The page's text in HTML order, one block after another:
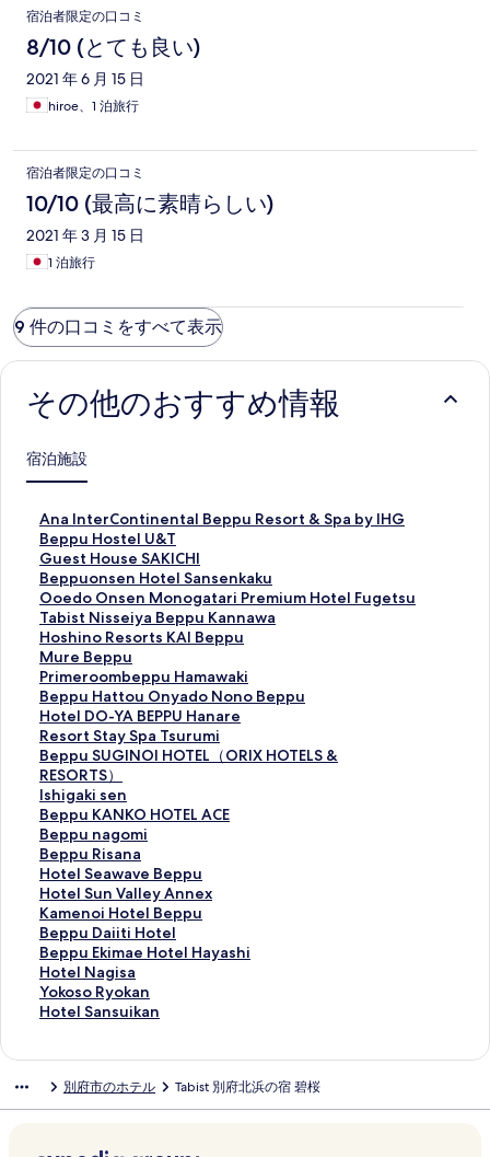
宿泊者限定の口コミ
8/10 (とても良い)
2021 年 6 月 15 日
hiroe、1 泊旅行
宿泊者限定の口コミ
10/10 (最高に素晴らしい)
2021 年 3 月 15 日
1 泊旅行
9 件の口コミをすべて表示
その他のおすすめ情報
宿泊施設
Ana InterContinental Beppu Resort & Spa by IHG
A
n
a
I
n
t
e
r
C
o
n
t
i
n
e
n
t
a
l
B
e
p
p
u
R
e
&
Beppu Hostel U&T
B
e
p
p
u
H
o
s
t
e
l
U
&
T
の
ペ
ー
ジ
を
開
く
リ
ン
ク
Guest House SAKICHI
G
u
e
s
t
H
o
u
s
e
S
A
K
I
C
H
I
の
ペ
ー
ジ
を
開
く
Beppuonsen Hotel Sansenkaku
B
e
p
p
u
o
n
s
e
n
H
o
t
e
l
S
a
n
s
e
n
k
a
ペ
ー
Ooedo Onsen Monogatari Premium Hotel Fugetsu
O
o
e
d
o
O
n
s
e
n
M
o
n
o
g
a
t
a
r
i
P
r
m
Tabist Nisseiya Beppu Kannawa
T
a
b
i
s
t
N
i
s
s
e
i
y
a
B
e
p
p
u
K
a
a
Hoshino Resorts KAI Beppu
H
o
s
h
i
n
o
R
e
s
o
r
t
s
K
A
I
B
e
p
ペ
ー
Mure Beppu
M
u
r
e
B
e
p
p
u
の
ペ
ー
ジ
を
開
く
リ
ン
ク
Primeroombeppu Hamawaki
P
r
i
m
e
r
o
o
m
b
e
p
p
u
H
a
m
a
の
Beppu Hattou Onyado Nono Beppu
B
e
p
p
u
H
a
t
t
o
u
O
n
y
a
d
o
B
Hotel DO-YA BEPPU Hanare
H
o
t
e
l
D
O
-
Y
A
B
E
P
P
U
H
e
Resort Stay Spa Tsurumi
R
e
s
o
r
t
S
t
a
y
S
p
a
T
s
m
i
Beppu SUGINOI HOTEL（ORIX HOTELS &
RESORTS）
B
e
p
p
u
S
U
G
I
N
O
I
H
O
（
O
Ishigaki sen
I
s
h
i
g
a
k
i
s
e
n
の
を
開
Beppu KANKO HOTEL ACE
B
e
p
p
u
K
A
N
K
O
H
A
Beppu nagomi
B
e
p
p
u
n
a
g
o
m
ー
ジ
Beppu Risana
B
e
p
p
u
R
i
s
a
ペ
ー
Hotel Seawave Beppu
H
o
t
e
l
S
e
a
B
Hotel Sun Valley Annex
H
o
t
e
l
S
u
l
Kamenoi Hotel Beppu
K
a
m
e
n
o
e
Beppu Daiiti Hotel
B
e
p
p
u
t
Beppu Ekimae Hotel Hayashi
B
e
p
p
m
Hotel Nagisa
H
o
t
g
Yokoso Ryokan
Y
o
R
Hotel Sansuikan
H
S
別府市のホテル Tabist 別府北浜の宿 碧桜